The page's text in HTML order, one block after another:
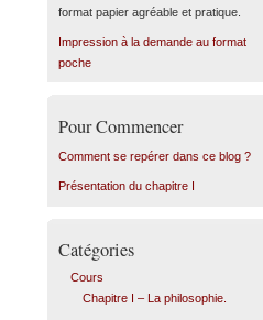
format papier agréable et pratique.
Impression à la demande au format
poche
Pour Commencer
Comment se repérer dans ce blog ?
Présentation du chapitre I
Catégories
Cours
Chapitre I – La philosophie.